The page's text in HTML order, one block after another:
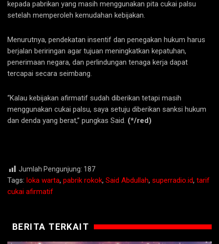
kepada pabrikan yang masih menggunakan pita cukai palsu
setelah memperoleh kemudahan kebijakan.
Menurutnya, pendekatan insentif dan penegakan hukum harus
berjalan beriringan agar tujuan meningkatkan kepatuhan,
penerimaan negara, dan perlindungan tenaga kerja dapat
tercapai secara seimbang.
“Kalau kebijakan afirmatif sudah diberikan tetapi masih
menggunakan cukai palsu, saya setuju diberikan sanksi hukum
dan denda yang berat,” pungkas Said. (*/red)
Jumlah Pengunjung: 187
Tags: loka warta, pabrik rokok, Said Abdullah, superradio.id, tarif
cukai afirmatif
BERITA TERKAIT